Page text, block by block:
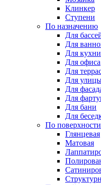
Клинкер
Ступени
По назначению
Для
Для
Для кухни
Для офиса
Для
Для
Для
Для
Для бани
Для
По поверхности
Глянцевая
Матовая